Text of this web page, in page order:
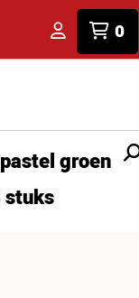
0
groen
stuks